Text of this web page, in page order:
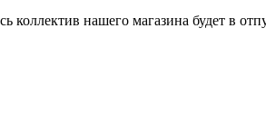
нашего магазина будет в